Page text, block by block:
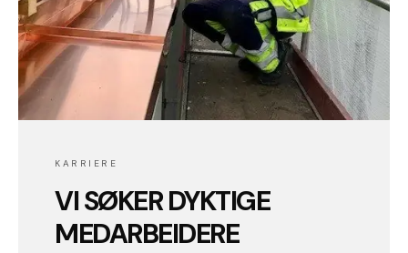
KARRIERE
VI SØKER DYKTIGE
MEDARBEIDERE